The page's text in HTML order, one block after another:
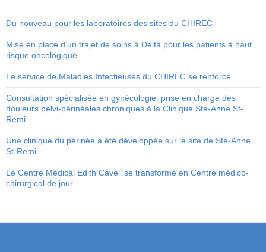
Du nouveau pour les laboratoires des sites du CHIREC
Mise en place d’un trajet de soins à Delta pour les patients à haut
risque oncologique
Le service de Maladies Infectieuses du CHIREC se renforce
Consultation spécialisée en gynécologie: prise en charge des
douleurs pelvi-périnéales chroniques à la Clinique Ste-Anne St-
Remi
Une clinique du périnée a été développée sur le site de Ste-Anne
St-Remi
Le Centre Médical Edith Cavell se transforme en Centre médico-
chirurgical de jour